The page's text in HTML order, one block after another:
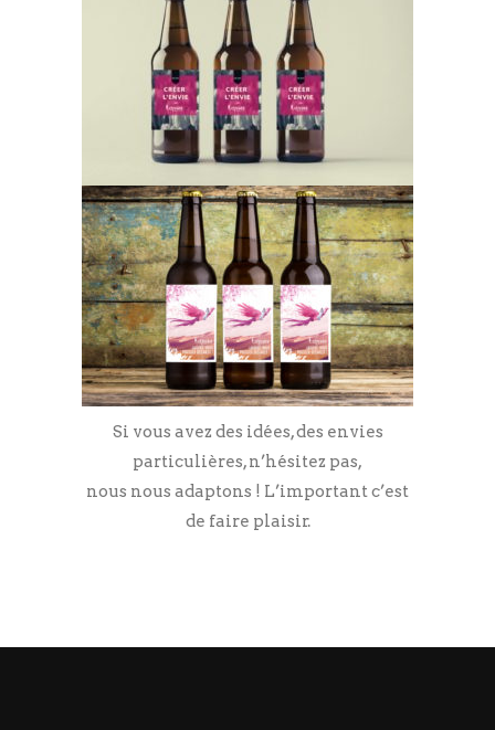
Si vous avez des idées, des envies
particulières, n’hésitez pas,
nous nous adaptons ! L’important c’est
de faire plaisir.